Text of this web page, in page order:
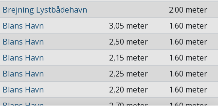
Brejning Lystbådehavn
2.00 meter
Blans Havn
3,05 meter
1.60 meter
Blans Havn
2,50 meter
1.60 meter
Blans Havn
2,15 meter
1.60 meter
Blans Havn
2,25 meter
1.60 meter
Blans Havn
2,20 meter
1.60 meter